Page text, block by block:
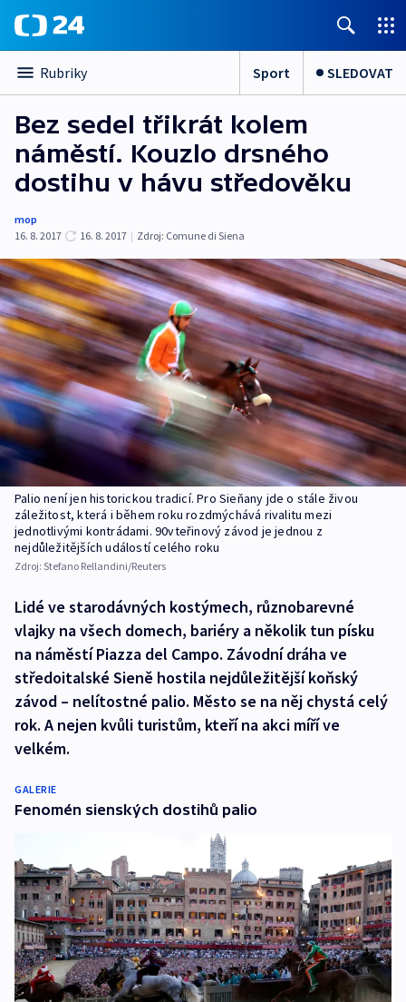
Rubriky Sport SLEDOVAT
Bez sedel třikrát kolem
náměstí. Kouzlo drsného
dostihu v hávu středověku
mop
16. 8. 2017
16. 8. 2017 | Zdroj: Comune di Siena
Palio není jen historickou tradicí. Pro Sieňany jde o stále živou
záležitost, která i během roku rozdmýchává rivalitu mezi
jednotlivými kontrádami. 90vteřinový závod je jednou z
nejdůležitějších událostí celého roku
Zdroj: Stefano Rellandini/Reuters
Lidé ve starodávných kostýmech, různobarevné
vlajky na všech domech, bariéry a několik tun písku
na náměstí Piazza del Campo. Závodní dráha ve
středoitalské Sieně hostila nejdůležitější koňský
závod – nelítostné palio. Město se na něj chystá celý
rok. A nejen kvůli turistům, kteří na akci míří ve
velkém.
GALERIE
Fenomén sienských dostihů palio